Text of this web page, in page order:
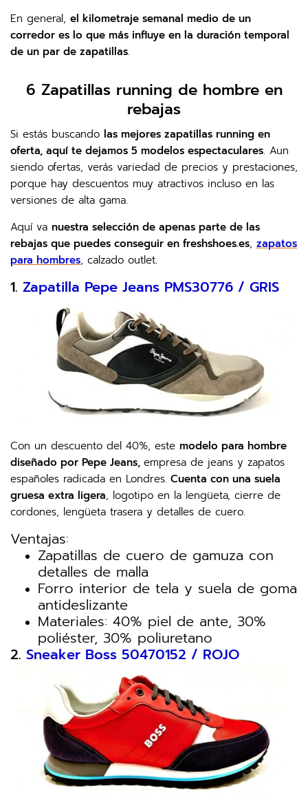
En general, el kilometraje semanal medio de un
corredor es lo que más influye en la duración temporal
de un par de zapatillas.
6 Zapatillas running de hombre en
rebajas
Si estás buscando las mejores zapatillas running en
oferta, aquí te dejamos 5 modelos espectaculares. Aun
siendo ofertas, verás variedad de precios y prestaciones,
porque hay descuentos muy atractivos incluso en las
versiones de alta gama.
Aquí va nuestra selección de apenas parte de las
rebajas que puedes conseguir en freshshoes.es, zapatos
para hombres, calzado outlet.
1. Zapatilla Pepe Jeans PMS30776 / GRIS
Con un descuento del 40%, este modelo para hombre
diseñado por Pepe Jeans, empresa de jeans y zapatos
españoles radicada en Londres. Cuenta con una suela
gruesa extra ligera, logotipo en la lengüeta, cierre de
cordones, lengüeta trasera y detalles de cuero.
Ventajas:
Zapatillas de cuero de gamuza con
detalles de malla
Forro interior de tela y suela de goma
antideslizante
Materiales: 40% piel de ante, 30%
poliéster, 30% poliuretano
2. Sneaker Boss 50470152 / ROJO